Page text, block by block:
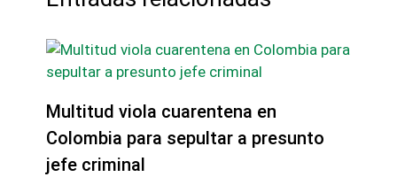
Multitud viola cuarentena en
Colombia para sepultar a presunto
jefe criminal